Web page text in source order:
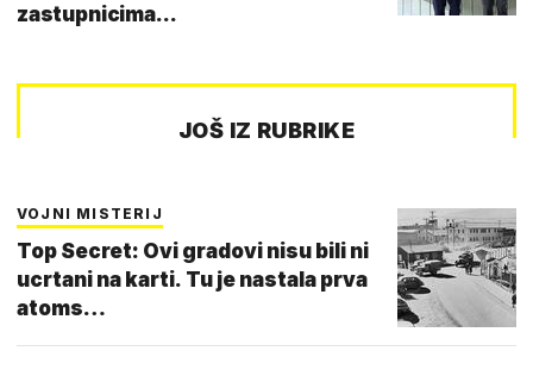
zastupnicima...
JOŠ IZ RUBRIKE
VOJNI MISTERIJ
Top Secret: Ovi gradovi nisu bili ni
ucrtani na karti. Tu je nastala prva
atoms…